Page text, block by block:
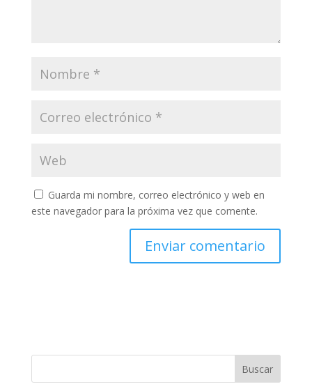
Guarda mi nombre, correo electrónico y web en
este navegador para la próxima vez que comente.
Buscar